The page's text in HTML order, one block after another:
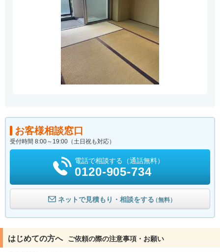
お客様相談窓口
受付時間 8:00～19:00（土日祝も対応）
電話で相談する（通話無料）
0120-905-734
ネットで見積もり・相談をする（無料）
はじめての方へ ご依頼の際の注意事項・お願い